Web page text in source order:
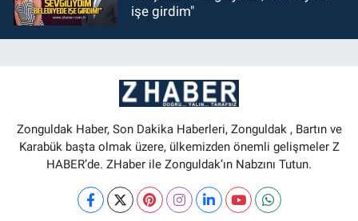
işe girdim"
Zonguldak Haber, Son Dakika Haberleri, Zonguldak , Bartın ve
Karabük başta olmak üzere, ülkemizden önemli gelişmeler Z
HABER’de. ZHaber ile Zonguldak’ın Nabzını Tutun.